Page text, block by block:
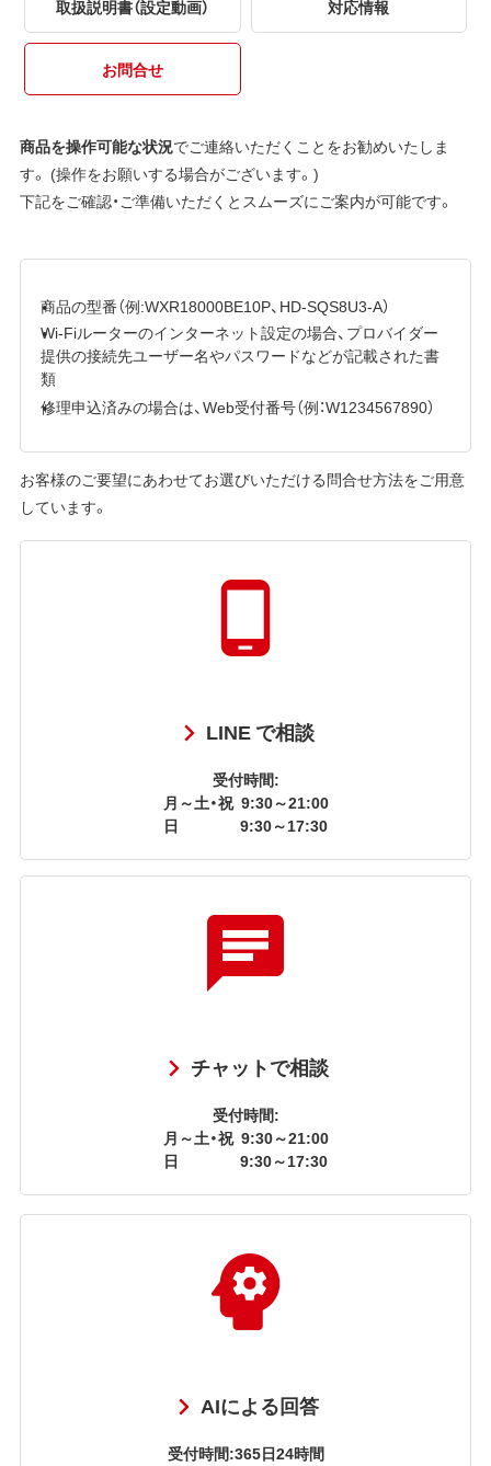
取扱説明書（設定動画） 対応情報
お問合せ
商品を操作可能な状況でご連絡いただくことをお勧めいたしま
す。 (操作をお願いする場合がございます。)
下記をご確認・ご準備いただくとスムーズにご案内が可能です。
商品の型番（例:WXR18000BE10P、HD-SQS8U3-A）
Wi-Fiルーターのインターネット設定の場合、プロバイダー
提供の接続先ユーザー名やパスワードなどが記載された書
類
修理申込済みの場合は、Web受付番号（例：W1234567890）
お客様のご要望にあわせてお選びいただける問合せ方法をご用意
しています。
LINE で相談
受付時間:
月～土・祝 9:30～21:00
日
9:30～17:30
チャットで相談
受付時間:
月～土・祝 9:30～21:00
日
9:30～17:30
AIによる回答
受付時間:365日24時間